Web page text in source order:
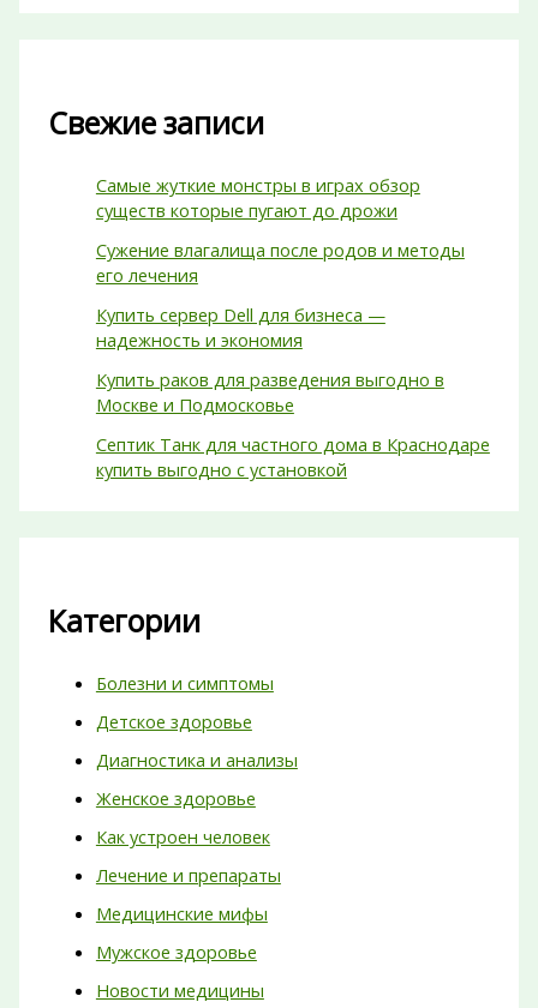
Свежие записи
Самые жуткие монстры в играх обзор
существ которые пугают до дрожи
Сужение влагалища после родов и методы
его лечения
Купить сервер Dell для бизнеса —
надежность и экономия
Купить раков для разведения выгодно в
Москве и Подмосковье
Септик Танк для частного дома в Краснодаре
купить выгодно с установкой
Категории
Болезни и симптомы
Детское здоровье
Диагностика и анализы
Женское здоровье
Как устроен человек
Лечение и препараты
Медицинские мифы
Мужское здоровье
Новости медицины